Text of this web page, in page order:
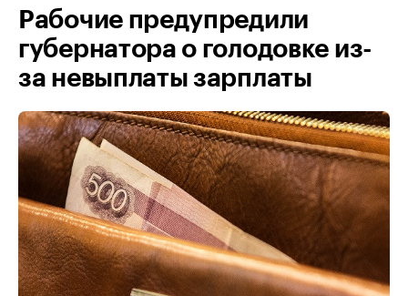
Рабочие предупредили
губернатора о голодовке из-
за невыплаты зарплаты